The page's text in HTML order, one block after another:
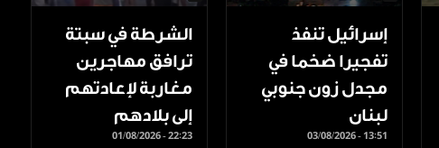
إسرائيل تنفذ
تفجيرا ضخما في
مجدل زون جنوبي
لبنان
03/08/2026 - 13:51
الشرطة في سبتة
ترافق مهاجرين
مغاربة لإعادتهم
إلى بلادهم
01/08/2026 - 22:23